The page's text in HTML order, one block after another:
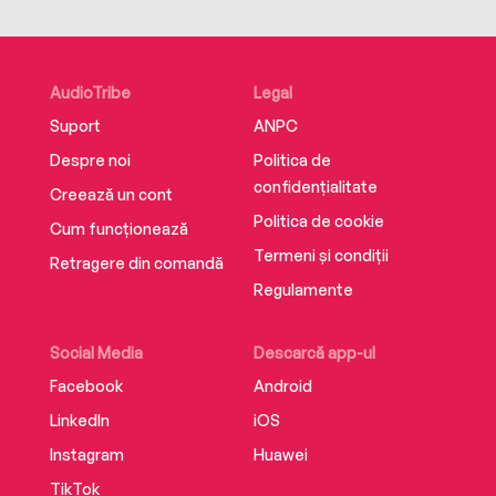
AudioTribe
Suport
Despre noi
Creează un cont
Cum funcționează
Retragere din comandă
Social Media
Facebook
LinkedIn
Instagram
TikTok
Descarcă app-ul
Android
iOS
Huawei
Legal
ANPC
Politica de
confidențialitate
Politica de cookie
Termeni și condiții
Regulamente